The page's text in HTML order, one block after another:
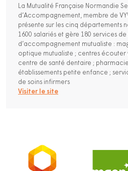
La Mutualité Française Normandie
d’Accompagnement, membre de
présente sur les cinq départements
1600 salariés et gère 180 services de
d’accompagnement mutualiste :
optique mutualiste ; centres écouter
centre de santé dentaire ;
établissements petite enfance ;
de soins infirmers
Visiter le site